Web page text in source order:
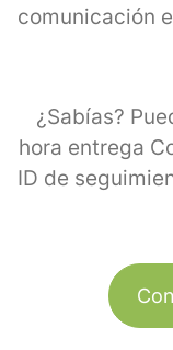
comunicación
¿Sabías?
hora entrega
ID de